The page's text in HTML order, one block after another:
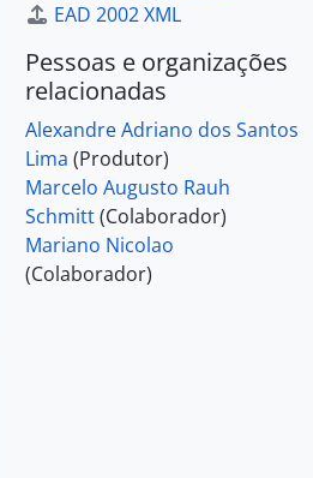
EAD 2002 XML
Pessoas e organizações
relacionadas
Alexandre Adriano dos Santos
Lima (Produtor)
Marcelo Augusto Rauh
Schmitt(Colaborador)
Mariano Nicolao
(Colaborador)